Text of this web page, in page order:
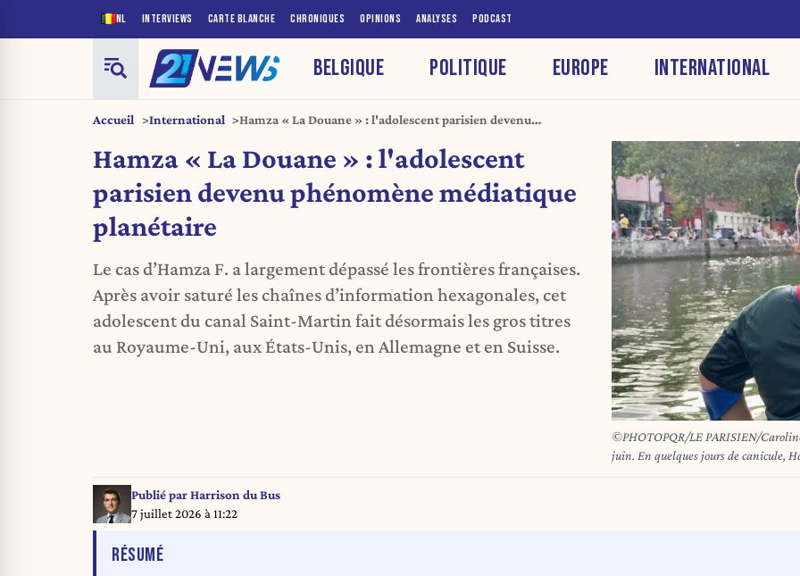
NL INTERVIEWS CARTE BLANCHE CHRONIQUES OPINIONS ANALYSES PODCAST
BELGIQUE POLITIQUE EUROPE INTERNATIONAL
Accueil International
Hamza « La Douane » : l'adolescent parisien devenu
Hamza « La Douane » : l'adolescent
parisien devenu phénomène médiatique
planétaire
Le cas d’Hamza F. a largement dépassé les frontières françaises.
Après avoir saturé les chaînes d’information hexagonales, cet
adolescent du canal Saint-Martin fait désormais les gros titres
au Royaume-Uni, aux États-Unis, en Allemagne et en Suisse.
©PHOTOPQR/LE PARISIEN/
juin. En quelques jours de canicule,
controversée du canal Saint-Martin. il
Publié parHarrison du Bus
7 juillet 2026 à 11:22
RÉSUMÉDE L'ARTICLE